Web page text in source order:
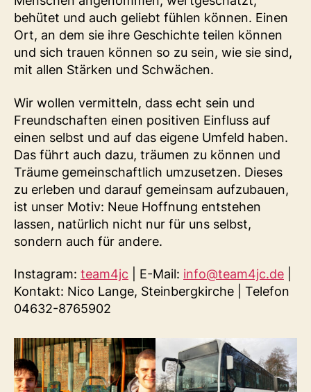
behütet und auch geliebt fühlen können. Einen
Ort, an dem sie ihre Geschichte teilen können
und sich trauen können so zu sein, wie sie sind,
mit allen Stärken und Schwächen.
Wir wollen vermitteln, dass echt sein und
Freundschaften einen positiven Einfluss auf
einen selbst und auf das eigene Umfeld haben.
Das führt auch dazu, träumen zu können und
Träume gemeinschaftlich umzusetzen. Dieses
zu erleben und darauf gemeinsam aufzubauen,
ist unser Motiv: Neue Hoffnung entstehen
lassen, natürlich nicht nur für uns selbst,
sondern auch für andere.
Instagram: team4jc | E-Mail: info@team4jc.de
Kontakt: Nico Lange, Steinbergkirche | Telefon
04632-8765902